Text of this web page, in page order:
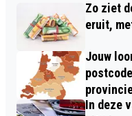
Zo ziet
eruit,
Jouw
In deze